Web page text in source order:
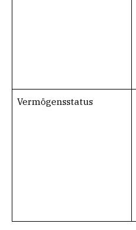
Vermögensstatus